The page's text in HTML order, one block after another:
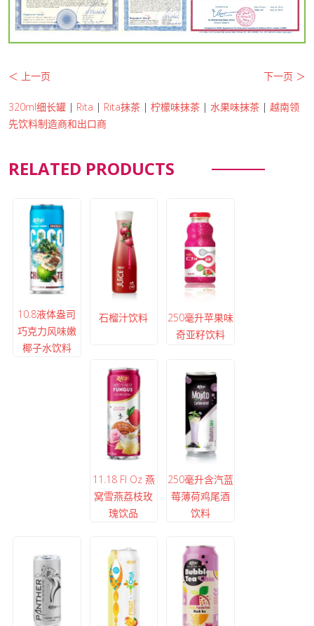
＜ 上一页 下一页 ＞
320ml细长罐 | Rita | Rita抹茶 | 柠檬味抹茶 | 水果味抹茶 | 越南领
先饮料制造商和出口商
RELATED PRODUCTS
10.8液体盎司
巧克力风味嫩
椰子水饮料
石榴汁饮料
250毫升苹果味
奇亚籽饮料
11.18 Fl Oz 燕
窝雪燕荔枝玫
瑰饮品
250毫升含汽蓝
莓薄荷鸡尾酒
饮料